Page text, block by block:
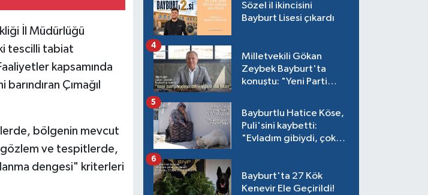
İl Müdürlüğü
tescilli tabiat
kapsamında
Çımağıl
bölgenin mevcut
gözlem ve tespitlerde,
dengesi" kriterleri
Sözel il ikincisini
Bayburt Lisesi çıkardı
Milletvekili Gökan
Zeybek Bayburt'ta
konuştu: "Yeni Parti
4
Bayburtlu Hatice Köse,
Puli'sini kaybetti:
"Evladım gibiydi, çok
5
Bayburt'ta 27 Kök
Kenevir Ele Geçirildi!
6